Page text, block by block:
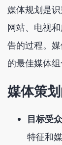
媒体规划是
网站、电视
告的过程。
的最佳媒体组
媒体策
目标受众
特征和